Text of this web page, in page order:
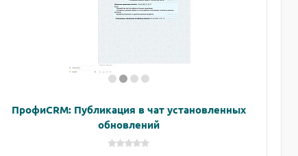
ПрофиCRM: Публикация в чат установленных
обновлений